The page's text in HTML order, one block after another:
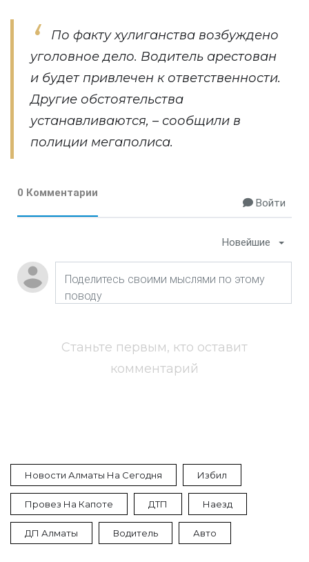
По факту хулиганства возбуждено
уголовное дело. Водитель арестован
и будет привлечен к ответственности.
Другие обстоятельства
устанавливаются, – сообщили в
полиции мегаполиса.
0 Комментарии
Войти
Новейшие
Станьте первым, кто оставит
комментарий
Новости Алматы На Сегодня Избил
Провез На Капоте ДТП Наезд
ДП Алматы Водитель Авто